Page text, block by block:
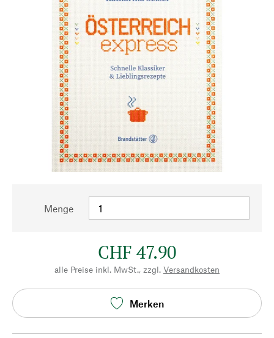
Menge
CHF 47.90
alle Preise inkl. MwSt., zzgl. Versandkosten
Merken